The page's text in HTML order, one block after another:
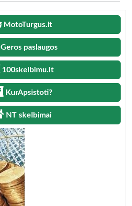
MotoTurgus.lt
Geros paslaugos
100skelbimu.lt
KurApsistoti?
NT skelbimai